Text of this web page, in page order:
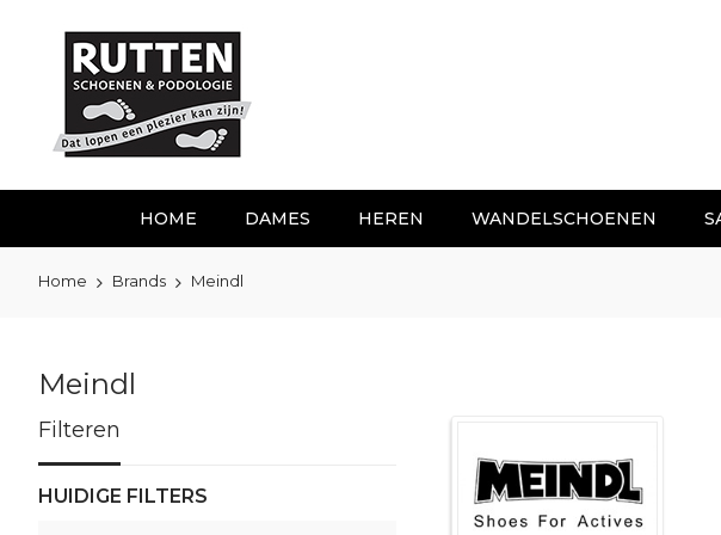
inhoud
HOME DAMES HEREN WANDELSCHOENEN
Home Brands Meindl
Meindl
Filteren
HUIDIGE FILTERS